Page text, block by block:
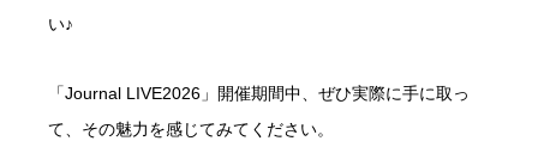
い♪
「Journal LIVE2026」開催期間中、ぜひ実際に手に取っ
て、その魅力を感じてみてください。